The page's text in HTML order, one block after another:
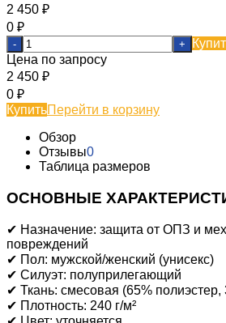
2 450 ₽
0 ₽
- +
Цена по запросу
2 450 ₽
0 ₽
КупитьПерейти в корзину
Обзор
Отзывы0
Таблица размеров
ОСНОВНЫЕ
✔ Назначение: защита от ОПЗ и
повреждений
✔ Пол: мужской/женский (унисекс)
✔ Силуэт: полуприлегающий
✔ Ткань: смесовая (65% полиэстер,
✔ Плотность: 240 г/м²